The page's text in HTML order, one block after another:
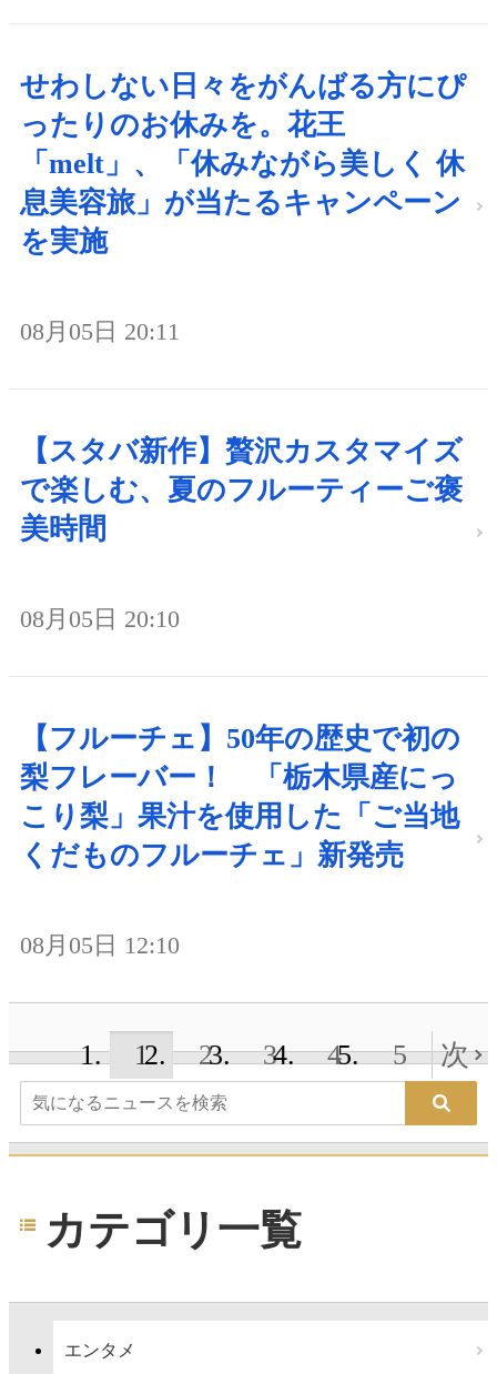
せわしない日々をがんばる方にぴ
ったりのお休みを。花王
「melt」、「休みながら美しく 休
息美容旅」が当たるキャンペーン
を実施
08月05日 20:11
【スタバ新作】贅沢カスタマイズ
で楽しむ、夏のフルーティーご褒
美時間
08月05日 20:10
【フルーチェ】50年の歴史で初の
梨フレーバー！ 「栃木県産にっ
こり梨」果汁を使用した「ご当地
くだものフルーチェ」新発売
08月05日 12:10
1 2 3 4 5 次
カテゴリ一覧
エンタメ